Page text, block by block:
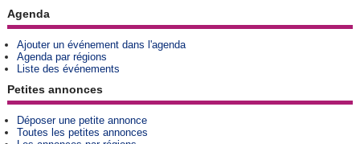
Agenda
Ajouter un événement dans l'agenda
Agenda par régions
Liste des événements
Petites annonces
Déposer une petite annonce
Toutes les petites annonces